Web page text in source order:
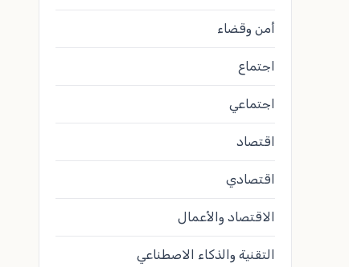
أمن وقضاء
اجتماع
اجتماعي
اقتصاد
اقتصادي
الاقتصاد والأعمال
التقنية والذكاء الاصطناعي